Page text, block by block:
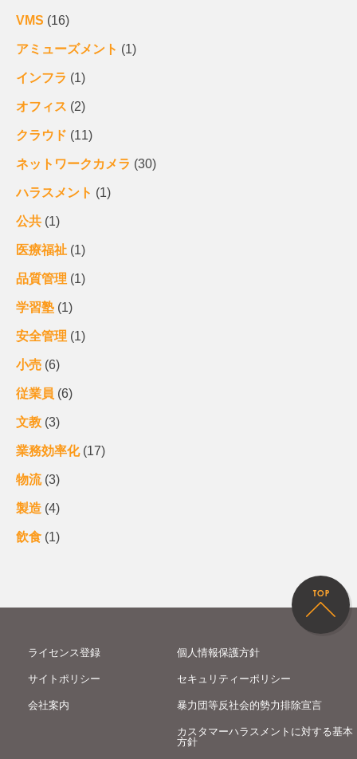
VMS (16)
アミューズメント (1)
インフラ (1)
オフィス (2)
クラウド (11)
ネットワークカメラ (30)
ハラスメント (1)
公共 (1)
医療福祉 (1)
品質管理 (1)
学習塾 (1)
安全管理 (1)
小売 (6)
従業員 (6)
文教 (3)
業務効率化(17)
物流(3)
製造 (4)
飲食 (1)
ライセンス登録
サイトポリシー
会社案内
個人情報保護方針
セキュリティーポリシー
暴力団等反社会的勢力排除宣言
カスタマーハラスメントに対する基本
方針